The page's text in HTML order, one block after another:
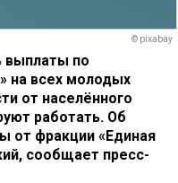
© pixabay
выплаты по
на всех молодых
от населённого
работать. Об
от фракции «Единая
сообщает пресс-